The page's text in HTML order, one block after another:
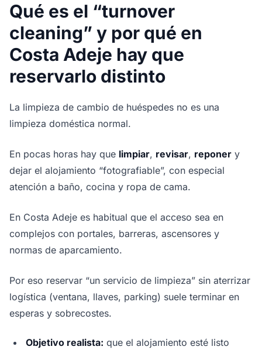
Qué es el “turnover
cleaning” y por qué en
Costa Adeje hay que
reservarlo distinto
La limpieza de cambio de huéspedes no es una
limpieza doméstica normal.
En pocas horas hay que limpiar, revisar, reponer y
dejar el alojamiento “fotografiable”, con especial
atención a baño, cocina y ropa de cama.
En Costa Adeje es habitual que el acceso sea en
complejos con portales, barreras, ascensores y
normas de aparcamiento.
Por eso reservar “un servicio de limpieza” sin aterrizar
logística (ventana, llaves, parking) suele terminar en
esperas y sobrecostes.
Objetivo realista: que el alojamiento esté listo